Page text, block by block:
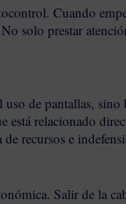
Cuando
solo prestar
de pantallas,
está relacionado
recursos e
Salir de la